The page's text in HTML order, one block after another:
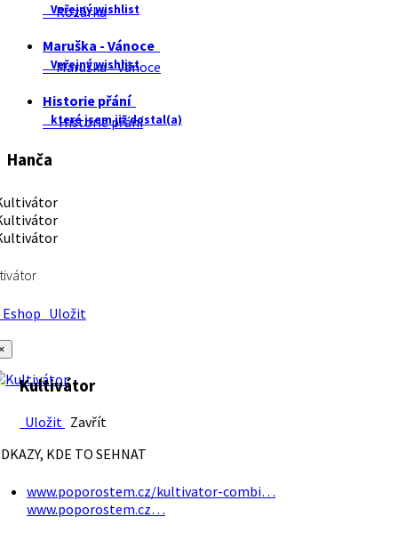
Veřejný wishlist
Rozárka
Maruška - Vánoce
Veřejný wishlist
Maruška - Vánoce
Historie přání
které jsem již dostal(a)
Historie přání
Hanča
Uložit
Kultivátor
Uložit Zavřít
KDE TO SEHNAT
www.poporostem.cz/kultivator-combi…
www.poporostem.cz…